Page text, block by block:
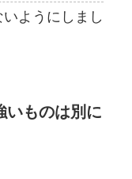
ようにしまし
いものは別に